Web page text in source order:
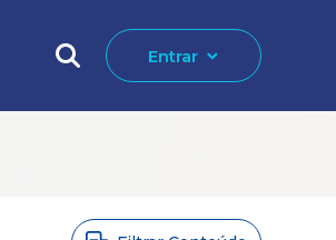
Entrar